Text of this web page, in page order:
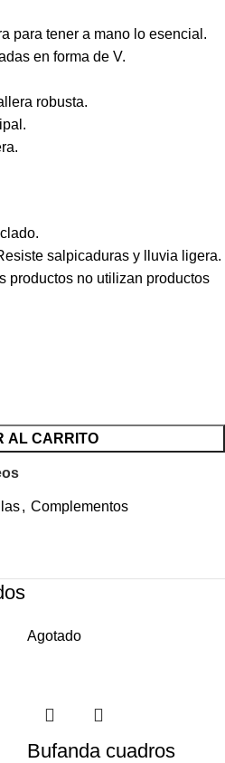
para tener a mano lo esencial.
en forma de V.
robusta.
salpicaduras y lluvia ligera.
productos no utilizan productos
AL CARRITO
, Complementos
Agotado
Bufanda cuadros